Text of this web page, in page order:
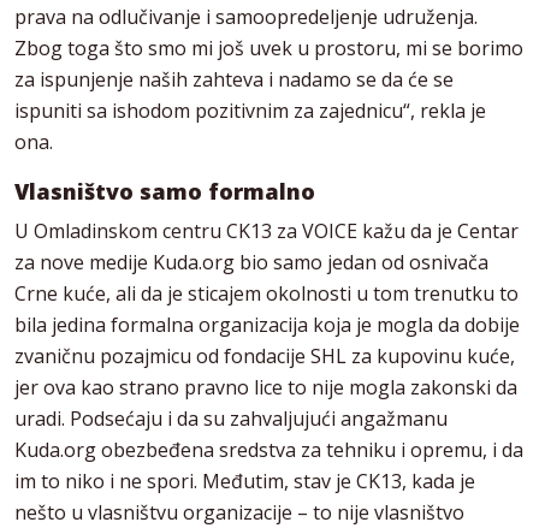
prava na odlučivanje i samoopredeljenje udruženja.
Zbog toga što smo mi još uvek u prostoru, mi se borimo
za ispunjenje naših zahteva i nadamo se da će se
ispuniti sa ishodom pozitivnim za zajednicu“, rekla je
ona.
Vlasništvo samo formalno
U Omladinskom centru CK13 za VOICE kažu da je Centar
za nove medije Kuda.org bio samo jedan od osnivača
Crne kuće, ali da je sticajem okolnosti u tom trenutku to
bila jedina formalna organizacija koja je mogla da dobije
zvaničnu pozajmicu od fondacije SHL za kupovinu kuće,
jer ova kao strano pravno lice to nije mogla zakonski da
uradi. Podsećaju i da su zahvaljujući angažmanu
Kuda.org obezbeđena sredstva za tehniku i opremu, i da
im to niko i ne spori. Međutim, stav je CK13, kada je
nešto u vlasništvu organizacije – to nije vlasništvo